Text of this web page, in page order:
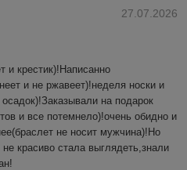
27.07.2026
и крестик)!Написанно
и не ржавеет)!неделя носки и
на подарок
и все потемнело)!очень обидно и
не носит мужчина)!Но
красиво стала выглядеть,знали